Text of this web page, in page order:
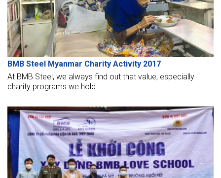
BMB Steel Myanmar Charity Activity 2017
At BMB Steel, we always find out that value, especially
charity programs we hold.